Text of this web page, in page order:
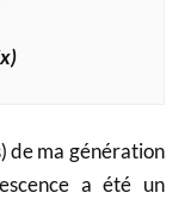
de ma génération
a été un